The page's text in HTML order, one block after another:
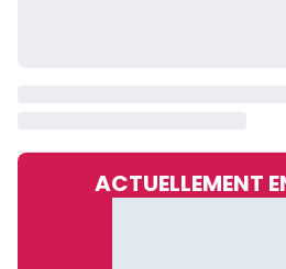
ACTUELLEMENT